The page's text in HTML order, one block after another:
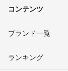
コンテンツ
ブランド一覧
ランキング